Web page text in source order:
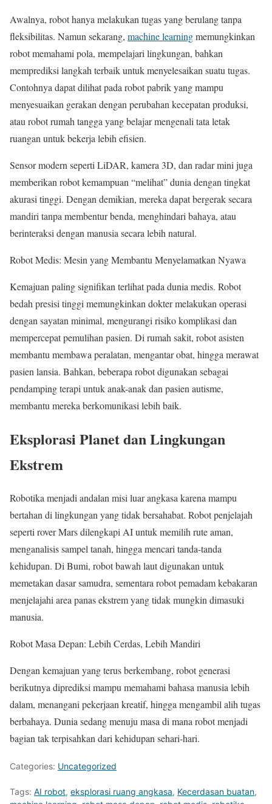
Awalnya, robot hanya melakukan tugas yang berulang tanpa
fleksibilitas. Namun sekarang, machine learningmemungkinkan
robot memahami pola, mempelajari lingkungan, bahkan
memprediksi langkah terbaik untuk menyelesaikan suatu tugas.
Contohnya dapat dilihat pada robot pabrik yang mampu
menyesuaikan gerakan dengan perubahan kecepatan produksi,
atau robot rumah tangga yang belajar mengenali tata letak
ruangan untuk bekerja lebih efisien.
Sensor modern seperti LiDAR, kamera 3D, dan radar mini juga
memberikan robot kemampuan “melihat” dunia dengan tingkat
akurasi tinggi. Dengan demikian, mereka dapat bergerak secara
mandiri tanpa membentur benda, menghindari bahaya, atau
berinteraksi dengan manusia secara lebih natural.
Robot Medis: Mesin yang Membantu Menyelamatkan Nyawa
Kemajuan paling signifikan terlihat pada dunia medis. Robot
bedah presisi tinggi memungkinkan dokter melakukan operasi
dengan sayatan minimal, mengurangi risiko komplikasi dan
mempercepat pemulihan pasien. Di rumah sakit, robot asisten
membantu membawa peralatan, mengantar obat, hingga merawat
pasien lansia. Bahkan, beberapa robot digunakan sebagai
pendamping terapi untuk anak-anak dan pasien autisme,
membantu mereka berkomunikasi lebih baik.
Eksplorasi Planet dan Lingkungan
Ekstrem
Robotika menjadi andalan misi luar angkasa karena mampu
bertahan di lingkungan yang tidak bersahabat. Robot penjelajah
seperti rover Mars dilengkapi AI untuk memilih rute aman,
menganalisis sampel tanah, hingga mencari tanda-tanda
kehidupan. Di Bumi, robot bawah laut digunakan untuk
memetakan dasar samudra, sementara robot pemadam kebakaran
menjelajahi area panas ekstrem yang tidak mungkin dimasuki
manusia.
Robot Masa Depan: Lebih Cerdas, Lebih Mandiri
Dengan kemajuan yang terus berkembang, robot generasi
berikutnya diprediksi mampu memahami bahasa manusia lebih
dalam, menangani pekerjaan kreatif, hingga mengambil alih tugas
berbahaya. Dunia sedang menuju masa di mana robot menjadi
bagian tak terpisahkan dari kehidupan sehari-hari.
Categories: Uncategorized
Tags: AI robot, eksplorasi ruang angkasa, Kecerdasan buatan,